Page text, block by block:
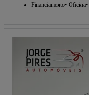
Financiamento Oficina